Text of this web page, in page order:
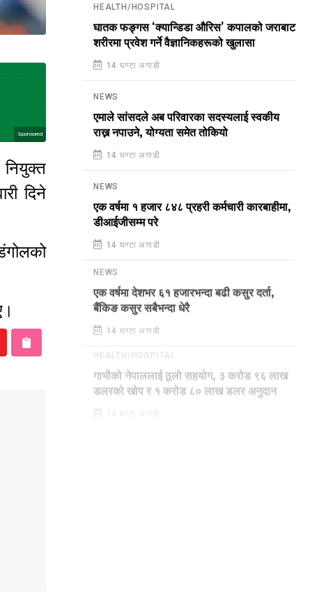
Sponsored
दिने
HEALTH/HOSPITAL
घातक फङ्गस ‘क्यान्डिडा औरिस’ कपालको जराबाट
शरीरमा प्रवेश गर्ने वैज्ञानिकहरूको खुलासा
14 घण्टा अगाडी
NEWS
एमाले सांसदले अब परिवारका सदस्यलाई स्वकीय
राख्न नपाउने, योग्यता समेत तोकियो
14 घण्टा अगाडी
NEWS
एक वर्षमा १ हजार ८४८ प्रहरी कर्मचारी कारबाहीमा,
डीआईजीसम्म परे
14 घण्टा अगाडी
NEWS
एक वर्षमा देशभर ६१ हजारभन्दा बढी कसुर दर्ता,
बैंकिङ कसुर सबैभन्दा धेरै
14 घण्टा अगाडी
गाभीको नेपाललाई ठूलो सहयोग, ३ करोड ९६ लाख
डलरको खोप र १ करोड ८० लाख डलर अनुदान